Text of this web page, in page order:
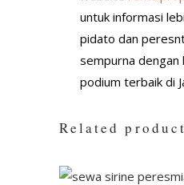
untuk informasi
pidato dan
sempurna dengan
podium terbaik di
Related